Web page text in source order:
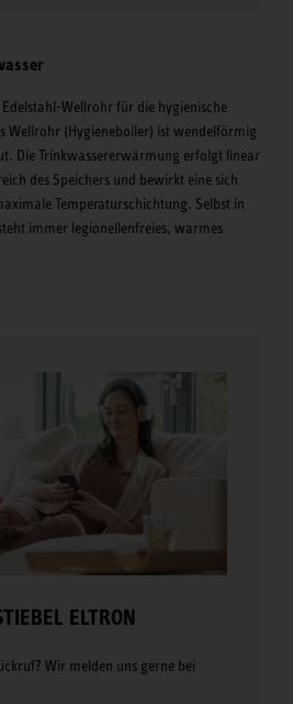
Wellrohr für die hygienische
Wellrohr (Hygieneboiler) ist wendelförmig
Die Trinkwassererwärmung erfolgt linear
des Speichers und bewirkt eine sich
Temperaturschichtung. Selbst in
immer legionellenfreies, warmes
ELTRON
Wir melden uns gerne bei